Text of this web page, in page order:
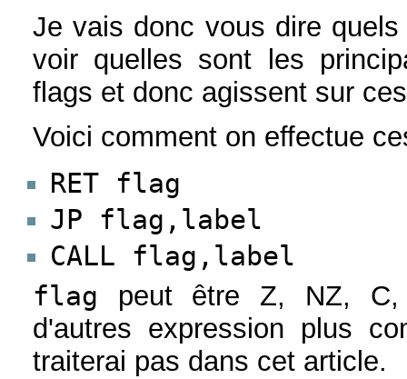
Je vais donc vous dire
voir quelles sont les
flags et donc agissent sur
Voici comment on effectue
RET flag
JP flag,label
CALL flag,label
flag peut être Z, NZ, C,
d'autres expression plus
traiterai pas dans cet article.